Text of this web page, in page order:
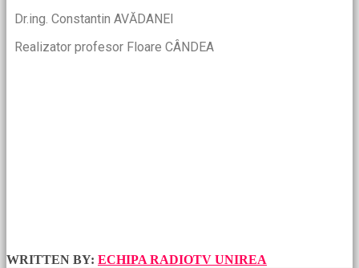
Dr.ing. Constantin AVĂDANEI
Realizator profesor Floare CÂNDEA
WRITTEN BY: ECHIPA RADIOTV UNIREA